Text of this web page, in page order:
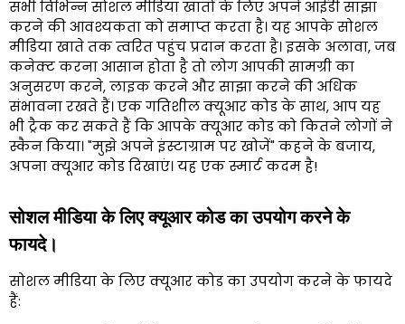
सभी विभिन्न सोशल मीडिया खातों के लिए अपने आईडी साझा
करने की आवश्यकता को समाप्त करता है। यह आपके सोशल
मीडिया खाते तक त्वरित पहुंच प्रदान करता है। इसके अलावा, जब
कनेक्ट करना आसान होता है तो लोग आपकी सामग्री का
अनुसरण करने, लाइक करने और साझा करने की अधिक
संभावना रखते हैं। एक गतिशील क्यूआर कोड के साथ, आप यह
भी ट्रैक कर सकते हैं कि आपके क्यूआर कोड को कितने लोगों ने
स्कैन किया। "मुझे अपने इंस्टाग्राम पर खोजें" कहने के बजाय,
अपना क्यूआर कोड दिखाएं। यह एक स्मार्ट कदम है!
सोशल मीडिया के लिए क्यूआर कोड का उपयोग करने के
फायदे।
सोशल मीडिया के लिए क्यूआर कोड का उपयोग करने के फायदे
हैं: